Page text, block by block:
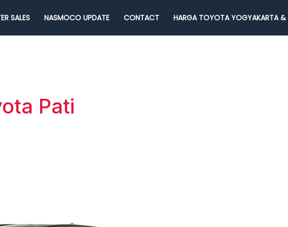
SALES NASMOCO UPDATE CONTACT HARGA TOYOTA YOGYAKARTA &
Pati